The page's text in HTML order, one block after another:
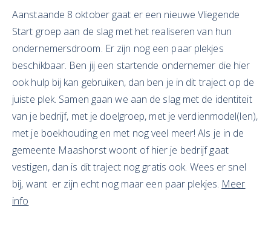
Aanstaande 8 oktober gaat er een nieuwe Vliegende
Start groep aan de slag met het realiseren van hun
ondernemersdroom. Er zijn nog een paar plekjes
beschikbaar. Ben jij een startende ondernemer die hier
ook hulp bij kan gebruiken, dan ben je in dit traject op de
juiste plek. Samen gaan we aan de slag met de identiteit
van je bedrijf, met je doelgroep, met je verdienmodel(len),
met je boekhouding en met nog veel meer! Als je in de
gemeente Maashorst woont of hier je bedrijf gaat
vestigen, dan is dit traject nog gratis ook. Wees er snel
bij, want er zijn echt nog maar een paar plekjes. Meer
info